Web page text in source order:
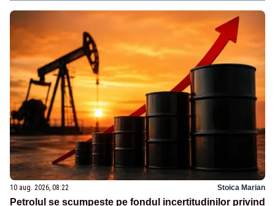
10 aug. 2026, 08:22 Stoica Marian
Petrolul se scumpește pe fondul incertitudinilor privind